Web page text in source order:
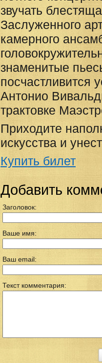
звучать
Заслуженного
камерного
знаменитые
посчастливится
Антонио
трактовке
Приходите
искусства и
Купить билет
Добавить
Заголовок:
Ваше имя:
Ваш email:
Текст комментария: